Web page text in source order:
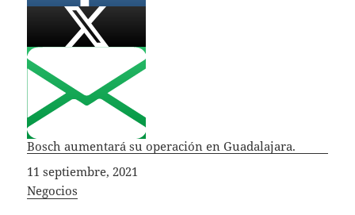
Bosch aumentará su operación en Guadalajara.
Fecha
11 septiembre, 2021
In relation to
Negocios